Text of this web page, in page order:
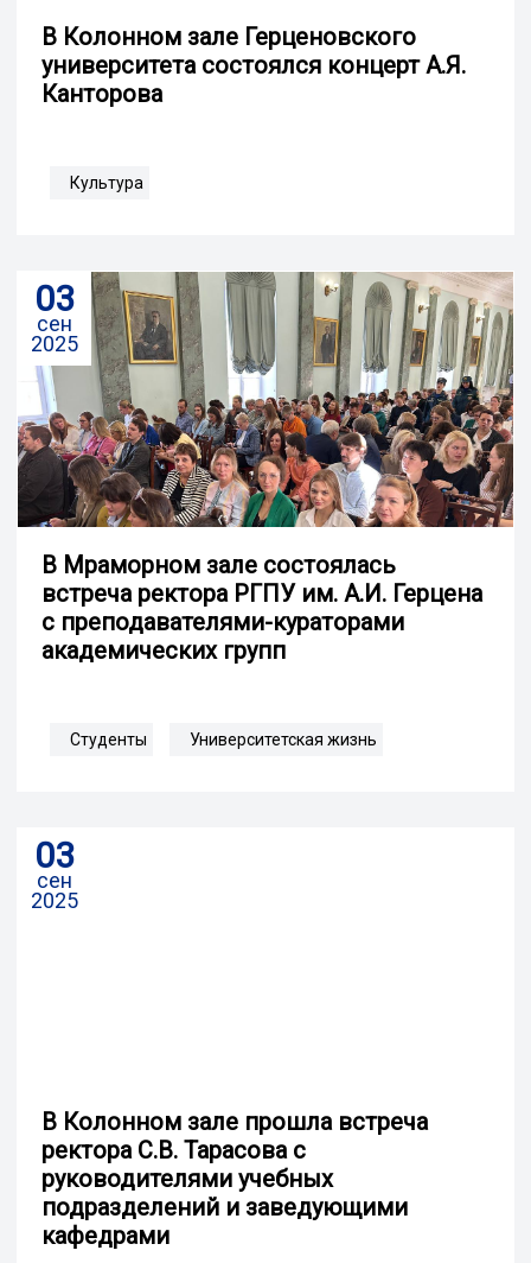
В Колонном зале Герценовского
университета состоялся концерт А.Я.
Канторова
Культура
03
сен
2025
В Мраморном зале состоялась
встреча ректора РГПУ им. А.И. Герцена
с преподавателями-кураторами
академических групп
Студенты Университетская жизнь
03
сен
2025
В Колонном зале прошла встреча
ректора С.В. Тарасова с
руководителями учебных
подразделений и заведующими
кафедрами